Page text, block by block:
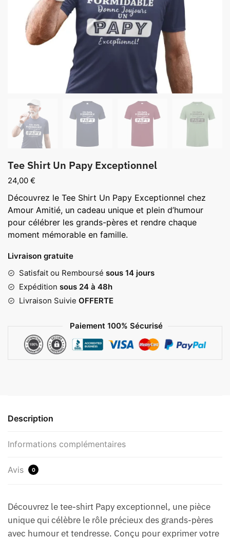
Tee Shirt Un Papy Exceptionnel
24,00 €
Découvrez le Tee Shirt Un Papy Exceptionnel chez
Amour Amitié, un cadeau unique et plein d’humour
pour célébrer les grands-pères et rendre chaque
moment mémorable en famille.
Livraison gratuite
Satisfait ou Remboursé sous 14 jours
Expédition sous 24 à 48h
Livraison Suivie OFFERTE
Paiement 100% Sécurisé
Description
Informations complémentaires
Avis 0
Découvrez le tee-shirt Papy exceptionnel, une pièce
unique qui célèbre le rôle précieux des grands-pères
avec humour et tendresse. Conçu pour exprimer votre